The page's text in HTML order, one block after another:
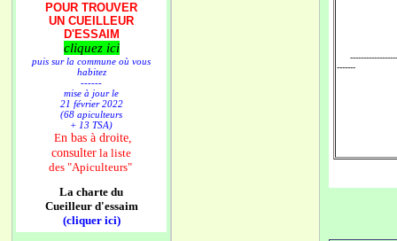
POUR TROUVER
UN CUEILLEUR
D'ESSAIM
cliquez ici
puis sur la commune où vous
habitez
------
mise à jour le
21 février 2022
(68 apiculteurs
+ 13 TSA)
En bas à droite,
consulter la liste
des "Apiculteurs"
La charte du
Cueilleur d'essaim
(cliquer ici)
-------